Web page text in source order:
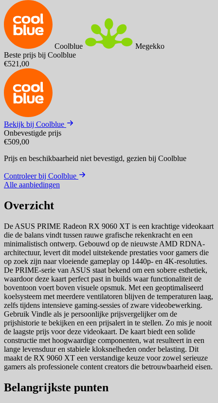
Coolblue
Megekko
Beste prijs bij Coolblue
€521,00
Bekijk bij Coolblue
Onbevestigde prijs
€509,00
Prijs en beschikbaarheid niet bevestigd, gezien bij Coolblue
Controleer bij Coolblue
Alle aanbiedingen
Overzicht
De ASUS PRIME Radeon RX 9060 XT is een krachtige videokaart
die de balans vindt tussen rauwe grafische rekenkracht en een
minimalistisch ontwerp. Gebouwd op de nieuwste AMD RDNA-
architectuur, levert dit model uitstekende prestaties voor gamers die
op zoek zijn naar vloeiende gameplay op 1440p- en 4K-resoluties.
De PRIME-serie van ASUS staat bekend om een sobere esthetiek,
waardoor deze kaart perfect past in builds waar functionaliteit de
boventoon voert boven visuele opsmuk. Met een geoptimaliseerd
koelsysteem met meerdere ventilatoren blijven de temperaturen laag,
zelfs tijdens intensieve gaming-sessies of zware videobewerking.
Gebruik Vindle als je persoonlijke prijsvergelijker om de
prijshistorie te bekijken en een prijsalert in te stellen. Zo mis je nooit
de laagste prijs voor deze videokaart. De kaart biedt een solide
constructie met hoogwaardige componenten, wat resulteert in een
lange levensduur en stabiele kloksnelheden onder belasting. Dit
maakt de RX 9060 XT een verstandige keuze voor zowel serieuze
gamers als professionele content creators die betrouwbaarheid eisen.
Belangrijkste punten